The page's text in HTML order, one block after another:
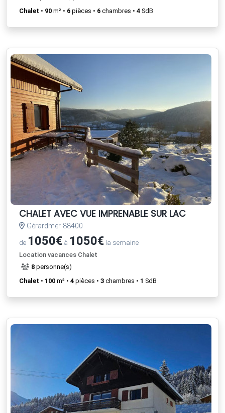
Chalet • 90 m² • 6 pièces • 6 chambres • 4 SdB
CHALET AVEC VUE IMPRENABLE SUR LAC
Gérardmer 88400
de 1050€ à 1050€ la semaine
Location vacances Chalet
8 personne(s)
Chalet • 100 m² • 4 pièces • 3 chambres • 1 SdB